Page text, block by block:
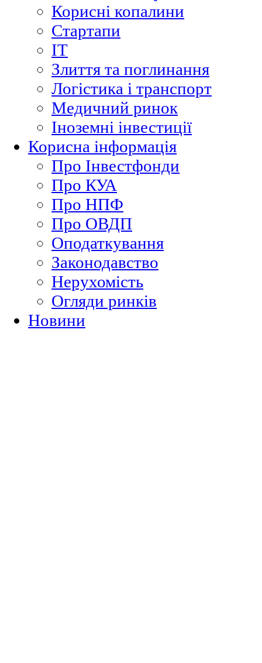
Корисні копалини
Стартапи
ІТ
Злиття та поглинання
Логістика і транспорт
Медичний ринок
Іноземні інвестиції
Корисна інформація
Про Інвестфонди
Про КУА
Про НПФ
Про ОВДП
Оподаткування
Законодавство
Нерухомість
Огляди ринків
Новини